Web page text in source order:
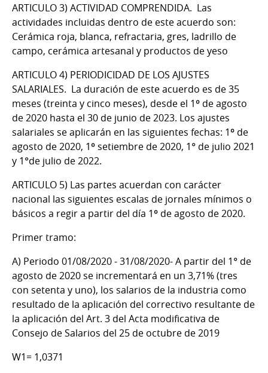
ARTICULO 3) ACTIVIDAD COMPRENDIDA. Las
actividades incluidas dentro de este acuerdo son:
Cerámica roja, blanca, refractaria, gres, ladrillo de
campo, cerámica artesanal y productos de yeso
ARTICULO 4) PERIODICIDAD DE LOS AJUSTES
SALARIALES. La duración de este acuerdo es de 35
meses (treinta y cinco meses), desde el 1º de agosto
de 2020 hasta el 30 de junio de 2023. Los ajustes
salariales se aplicarán en las siguientes fechas: 1º de
agosto de 2020, 1º setiembre de 2020, 1° de julio 2021
y 1°de julio de 2022.
ARTICULO 5) Las partes acuerdan con carácter
nacional las siguientes escalas de jornales mínimos o
básicos a regir a partir del día 1º de agosto de 2020.
Primer tramo:
A) Periodo 01/08/2020 - 31/08/2020- A partir del 1° de
agosto de 2020 se incrementará en un 3,71% (tres
con setenta y uno), los salarios de la industria como
resultado de la aplicación del correctivo resultante de
la aplicación del Art. 3 del Acta modificativa de
Consejo de Salarios del 25 de octubre de 2019
W1= 1,0371